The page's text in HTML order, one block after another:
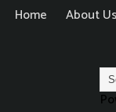
Home About Us